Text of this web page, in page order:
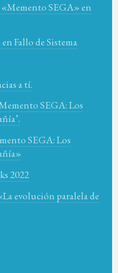
SEGA» en
Fallo de Sistema
a tí.
SEGA: Los
SEGA: Los
2022
evolución paralela de